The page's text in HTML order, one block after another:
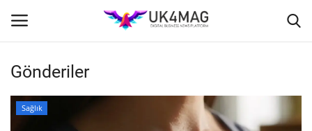
Giriş yapmak
Gönderiler
Sağlık